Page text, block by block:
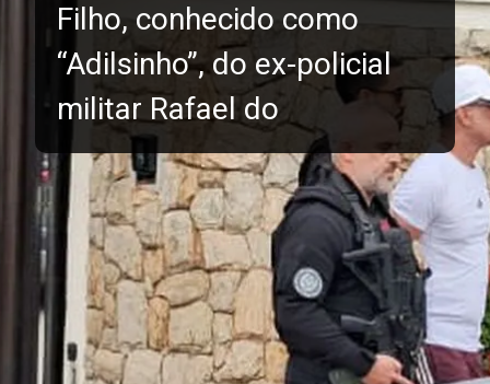
Filho, conhecido como
“Adilsinho”, do ex-policial
militar Rafael do